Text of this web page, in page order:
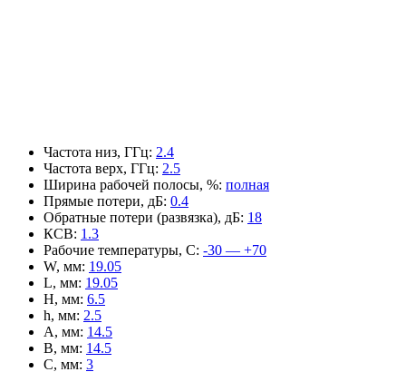
Частота низ, ГГц: 2.4
Частота верх, ГГц: 2.5
Ширина рабочей полосы, %: полная
Прямые потери, дБ: 0.4
Обратные потери (развязка), дБ: 18
КСВ: 1.3
Рабочие температуры, С: -30 — +70
W, мм: 19.05
L, мм: 19.05
H, мм: 6.5
h, мм: 2.5
A, мм: 14.5
B, мм: 14.5
C, мм: 3